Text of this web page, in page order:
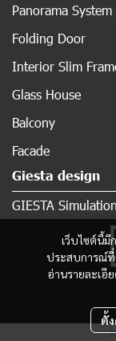
เว็บไซต์นี้มี
ประสบการณ์ที่
อ่านรายละเอี
ตั้
Panorama
Folding Door
Interior Slim
Glass House
Balcony
Facade
Giesta design
GIESTA